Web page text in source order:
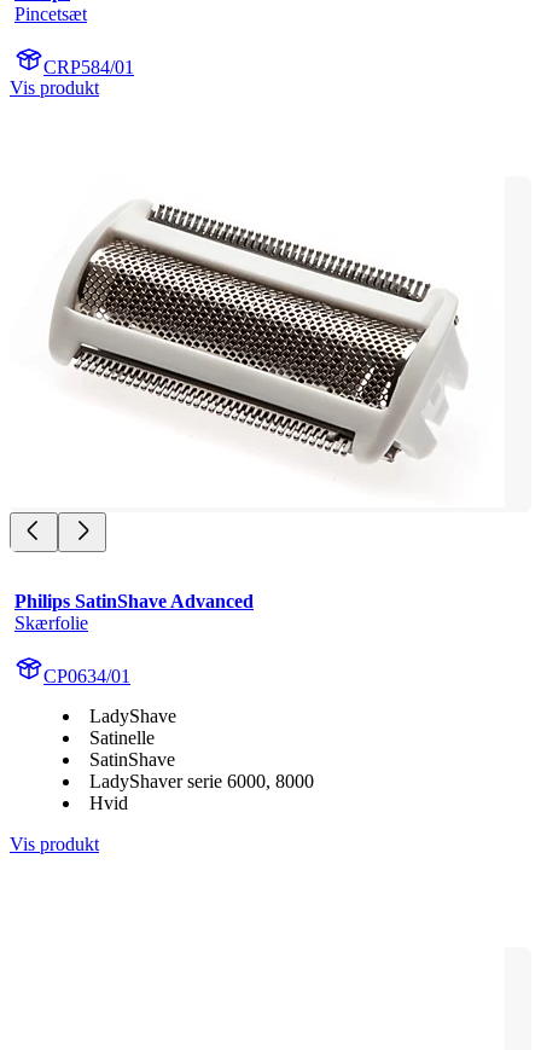
Pincetsæt
CRP584/01
Vis produkt
Philips SatinShave Advanced
Skærfolie
CP0634/01
LadyShave
Satinelle
SatinShave
LadyShaver serie 6000, 8000
Hvid
Vis produkt